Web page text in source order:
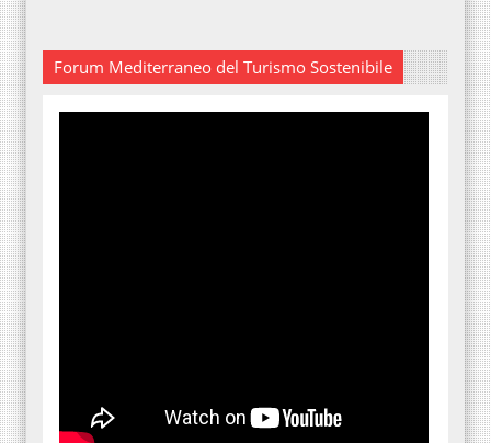
Forum Mediterraneo del Turismo Sostenibile